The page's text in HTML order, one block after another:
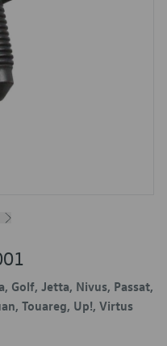
Golf, Jetta, Nivus, Passat,
Touareg, Up!, Virtus